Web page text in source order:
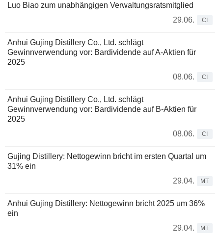
Luo Biao zum unabhängigen Verwaltungsratsmitglied
29.06.
CI
Anhui Gujing Distillery Co., Ltd. schlägt
Gewinnverwendung vor: Bardividende auf A-Aktien für
2025
08.06.
CI
Anhui Gujing Distillery Co., Ltd. schlägt
Gewinnverwendung vor: Bardividende auf B-Aktien für
2025
08.06.
CI
Gujing Distillery: Nettogewinn bricht im ersten Quartal um
31% ein
29.04.
MT
Anhui Gujing Distillery: Nettogewinn bricht 2025 um 36%
ein
29.04.
MT